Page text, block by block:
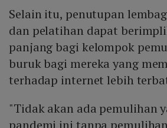
Selain itu, penutupan
dan pelatihan dapat
panjang bagi kelompok
buruk bagi mereka yang
terhadap internet lebih
"Tidak akan ada pemulihan